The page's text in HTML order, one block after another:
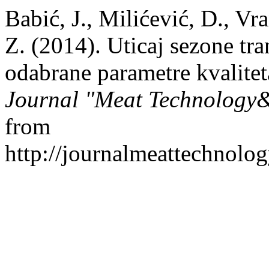
Babić, J., Milićević, D.,
Z. (2014). Uticaj sezone
odabrane parametre
Journal "Meat
from
http://